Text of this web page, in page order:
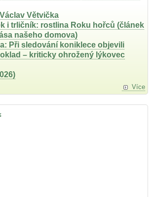
Větvička
i trličník: rostlina Roku hořců (článek
našeho domova)
Při sledování koniklece objevili
– kriticky ohrožený lýkovec
Více